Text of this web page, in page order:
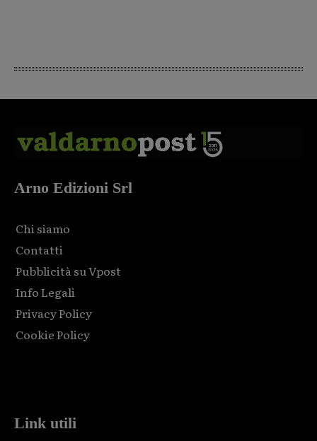
Arno Edizioni Srl
Chi siamo
Contatti
Pubblicità su Vpost
Info Legali
Privacy Policy
Cookie Policy
Link utili